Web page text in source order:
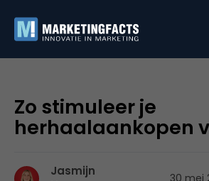
Zo stimuleer je
herhaalaankopen
Jasmijn
30 mei